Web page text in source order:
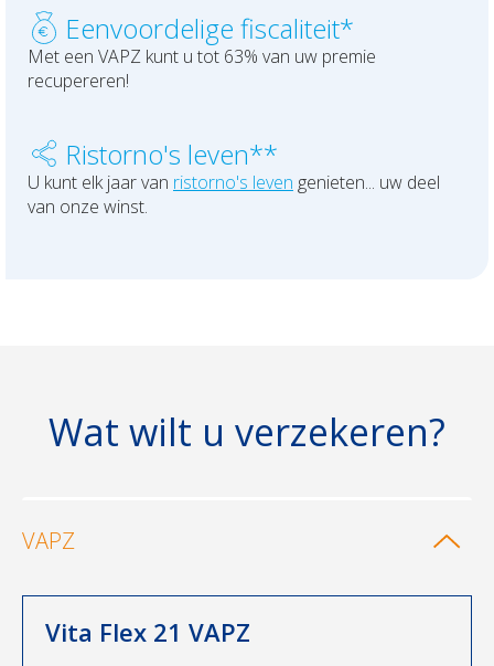
Polis Check
Eenvoordelige fiscaliteit*
Met een VAPZ kunt u tot 63% van uw premie
recupereren!
Ristorno's leven**
U kunt elk jaar van ristorno's leven genieten... uw deel
van onze winst.
Wat wilt u verzekeren?
VAPZ
Vita Flex 21 VAPZ